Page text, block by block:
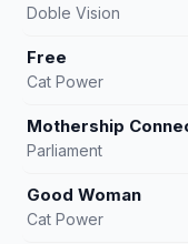
Doble Vision
Free
Cat Power
Mothership
Parliament
Good Woman
Cat Power